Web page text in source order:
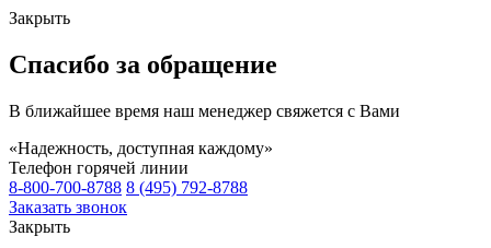
Закрыть
Спасибо за обращение
В ближайшее время наш менеджер свяжется с Вами
«Надежность, доступная каждому»
Телефон горячей линии
8-800-700-8788 8 (495) 792-8788
Заказать звонок
Закрыть